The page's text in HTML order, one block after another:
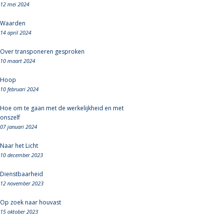
12 mei 2024
Waarden
14 april 2024
Over transponeren gesproken
10 maart 2024
Hoop
10 februari 2024
Hoe om te gaan met de werkelijkheid en met
onszelf
07 januari 2024
Naar het Licht
10 december 2023
Dienstbaarheid
12 november 2023
Op zoek naar houvast
15 oktober 2023